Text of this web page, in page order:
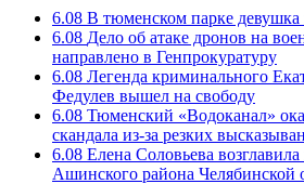
6.08 В тюменском парке девушка
6.08 Дело об атаке дронов на
направлено в Генпрокуратуру
6.08 Легенда криминального
Федулев вышел на свободу
6.08 Тюменский «Водоканал»
скандала из-за резких
6.08 Елена Соловьева
Ашинского района Челябинской